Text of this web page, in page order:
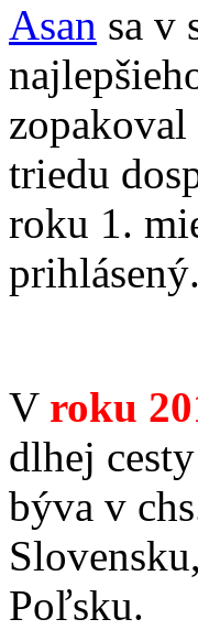
Asan sa v
triedu
roku 1.
prihlásený.
V roku
dlhej
býva v
Poľsku.